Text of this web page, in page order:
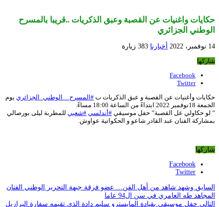
حكايات واغنيات عن القصبة وعبق الذكريات ..قريبا بالمسرح
الوطني الجزائري
14 نوفمبر، 2022 أخبارنا 383 زيارة
شاركها
Facebook
Twitter
حكايات وأغنيات عن القصبة و عبق الذكريات ب #المسرح__الوطني_الجزائري يوم
الجمعة 18نوفمبر 2022 ابتداءً من الساعة 18:00 مساءً.
” لو حكاولي عل القصبة” حفل موسيقي #أندلسي #شعبي للمطربة ليلى بورصالي
بمشاركة الفنان عبد القادر شاعو و الحكواتية عواوش.
شاركها
Facebook
Twitter
السابق وشهد شاهد من أهل الفن… عضو فرقة جبهة التحرير الوطني الفنان
المجاهد طه العامري في سن ال94 عاما
التالي حفل موسيقي بقيادة المايسترو سليم دادة الذي تقيمه سفارة البرازيل